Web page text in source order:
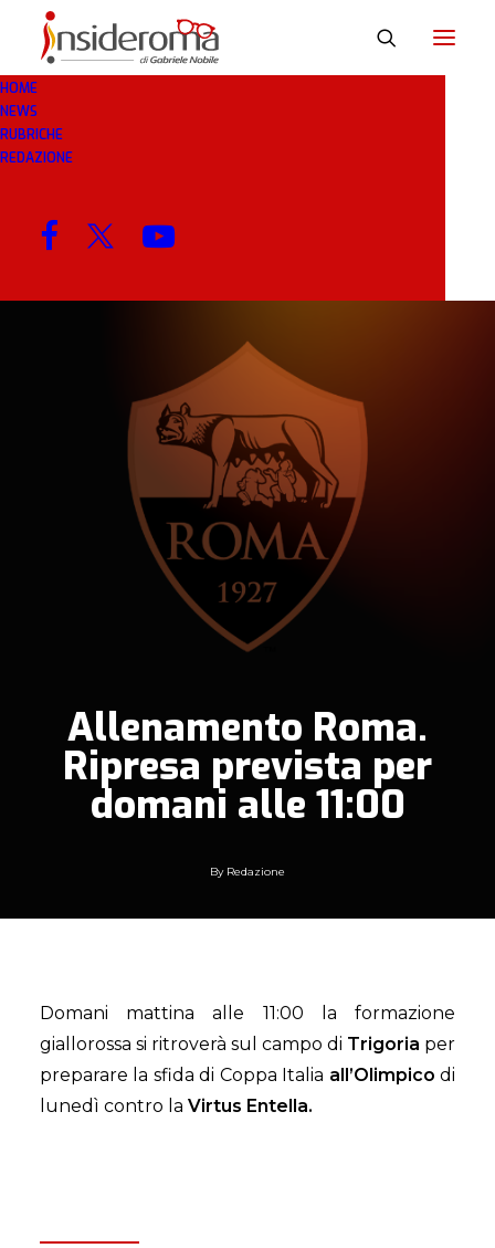
HOME
NEWS
RUBRICHE
REDAZIONE
10 GEN 2019
Allenamento Roma.
Ripresa prevista per
domani alle 11:00
By Redazione
Domani mattina alle 11:00 la formazione
giallorossa si ritroverà sul campo di Trigoria per
preparare la sfida di Coppa Italia all’Olimpico di
lunedì contro la Virtus Entella.